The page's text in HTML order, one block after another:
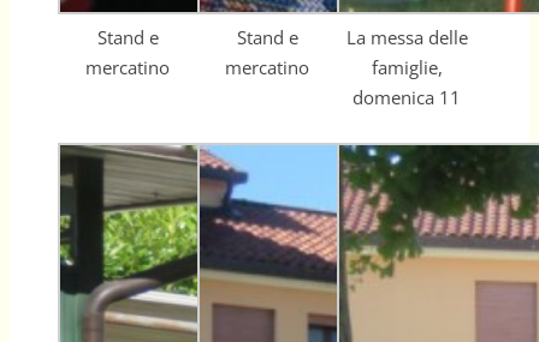
Stand e
mercatino
Stand e
mercatino
La messa delle
famiglie,
domenica 11